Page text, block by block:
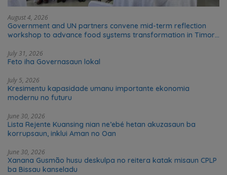
August 4, 2026
Government and UN partners convene mid-term reflection
workshop to advance food systems transformation in Timor-
July 31, 2026
Feto iha Governasaun lokal
July 5, 2026
Kresimentu kapasidade umanu importante ekonomia
modernu no futuru
June 30, 2026
Lista Rejente Kuansing nian ne’ebé hetan akuzasaun ba
korrupsaun, inklui Aman no Oan
June 30, 2026
Xanana Gusmão husu deskulpa no reitera katak misaun CPLP
ba Bissau kanseladu